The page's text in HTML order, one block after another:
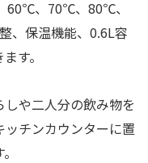
60℃、70℃、80℃、
保温機能、0.6L容
す。
や二人分の飲み物を
チンカウンターに置